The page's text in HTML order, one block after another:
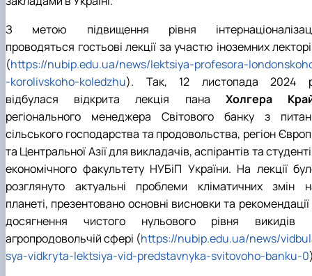
З метою підвищення рівня
проводяться гостьові лекції за участю іноземних
(https://nubip.edu.ua/news/lektsiya-profesora-
-korolivskoho-koledzhu). Так, 12 листопада 2024
відбулася відкрита лекція пана Холгера
регіонального менеджера Світового банку з
сільського господарства та продовольства, регіон
та Центральної Азії для викладачів, аспірантів та
економічного факультету НУБіП України. На лекції
розглянуто актуальні проблеми кліматичних змін
планеті, презентовано основні висновки та рекомендації
досягнення чистого нульового рівня викидів
агропродовольчій сфері (https://nubip.edu.ua/news/
sya-vidkryta-lektsiya-vid-predstavnyka-svitovoho-banku-0